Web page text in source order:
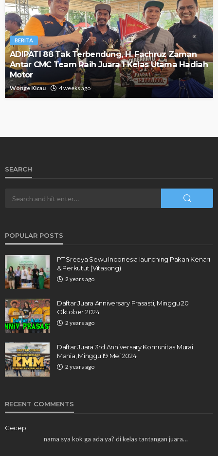
BERITA
ADIPATI 88 Tak Terbendung, H. Fachruz Zaman
Antar CMC Team Raih Juara 1 Kelas Utama Hadiah
Motor
Wonge Kicau 4 weeks ago
SEARCH
POPULAR POSTS
PT Sreeya Sewu Indonesia launching Pakan Kenari
& Perkutut (Vitasong)
2 years ago
Daftar Juara Anniversary Prasasti, Minggu 20
Oktober 2024
2 years ago
Daftar Juara 3rd Anniversary Komunitas Murai
Mania, Minggu 19 Mei 2024
2 years ago
RECENT COMMENTS
Cecep
nama sya kok ga ada ya? di kelas tantangan juara…